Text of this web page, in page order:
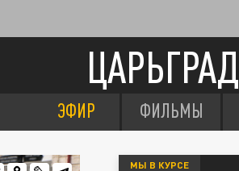
ЦАРЬГРАД
ЭФИР ФИЛЬМЫ
МЫ В КУРСЕ